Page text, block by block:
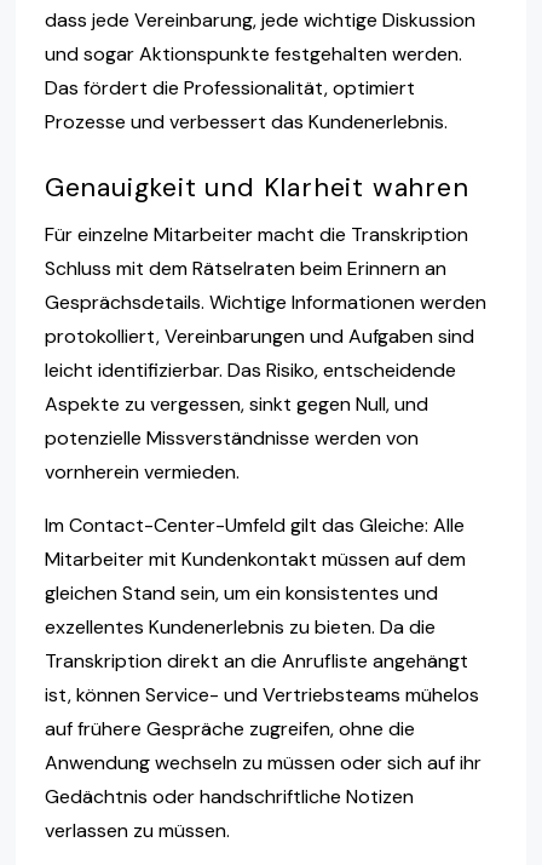
dass jede Vereinbarung, jede wichtige Diskussion
und sogar Aktionspunkte festgehalten werden.
Das fördert die Professionalität, optimiert
Prozesse und verbessert das Kundenerlebnis.
Genauigkeit und Klarheit wahren
Für einzelne Mitarbeiter macht die Transkription
Schluss mit dem Rätselraten beim Erinnern an
Gesprächsdetails. Wichtige Informationen werden
protokolliert, Vereinbarungen und Aufgaben sind
leicht identifizierbar. Das Risiko, entscheidende
Aspekte zu vergessen, sinkt gegen Null, und
potenzielle Missverständnisse werden von
vornherein vermieden.
Im Contact-Center-Umfeld gilt das Gleiche: Alle
Mitarbeiter mit Kundenkontakt müssen auf dem
gleichen Stand sein, um ein konsistentes und
exzellentes Kundenerlebnis zu bieten. Da die
Transkription direkt an die Anrufliste angehängt
ist, können Service- und Vertriebsteams mühelos
auf frühere Gespräche zugreifen, ohne die
Anwendung wechseln zu müssen oder sich auf ihr
Gedächtnis oder handschriftliche Notizen
verlassen zu müssen.